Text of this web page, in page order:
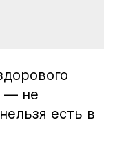
— не
есть в